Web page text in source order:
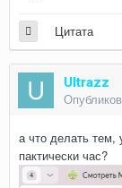
Цитата
Ultrazz
а что делать
пактически час?